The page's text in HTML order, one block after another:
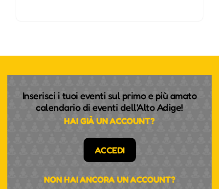
Inserisci i tuoi eventi sul primo e più amato
calendario di eventi dell'Alto Adige!
HAI GIÀ UN ACCOUNT?
ACCEDI
NON HAI ANCORA UN ACCOUNT?